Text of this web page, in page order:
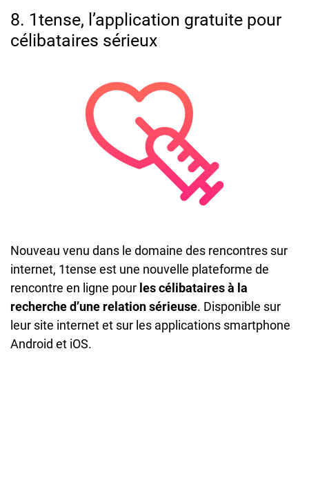
8. 1tense, l’application gratuite pour
célibataires sérieux
Nouveau venu dans le domaine des rencontres sur
internet, 1tense est une nouvelle plateforme de
rencontre en ligne pour les célibataires à la
recherche d’une relation sérieuse. Disponible sur
leur site internet et sur les applications smartphone
Android et iOS.